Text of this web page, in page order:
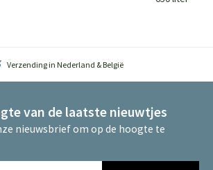
Verzending in Nederland & België
van de laatste nieuwtjes
nieuwsbrief om op de hoogte te